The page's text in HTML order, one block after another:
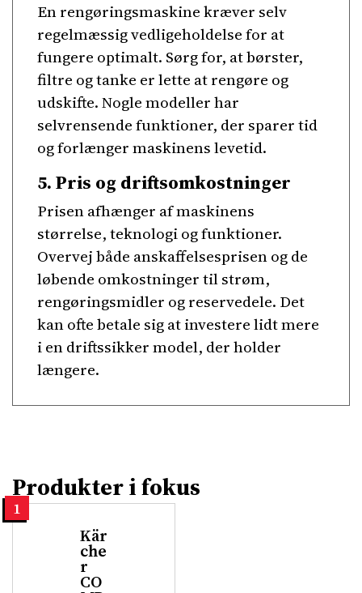
En rengøringsmaskine kræver selv
regelmæssig vedligeholdelse for at
fungere optimalt. Sørg for, at børster,
filtre og tanke er lette at rengøre og
udskifte. Nogle modeller har
selvrensende funktioner, der sparer tid
og forlænger maskinens levetid.
5. Pris og driftsomkostninger
Prisen afhænger af maskinens
størrelse, teknologi og funktioner.
Overvej både anskaffelsesprisen og de
løbende omkostninger til strøm,
rengøringsmidler og reservedele. Det
kan ofte betale sig at investere lidt mere
i en driftssikker model, der holder
længere.
Produkter i fokus
1
Kär
che
r
CO